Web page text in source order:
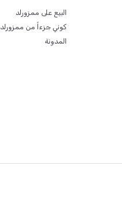
البيع على ممزورلد
كوني جزءاً من ممزورلد
المدونة